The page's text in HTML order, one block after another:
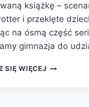
książkę –
i przeklęte
na ósmą część
gimnazja do
SIĘ WIĘCEJ MAGIA